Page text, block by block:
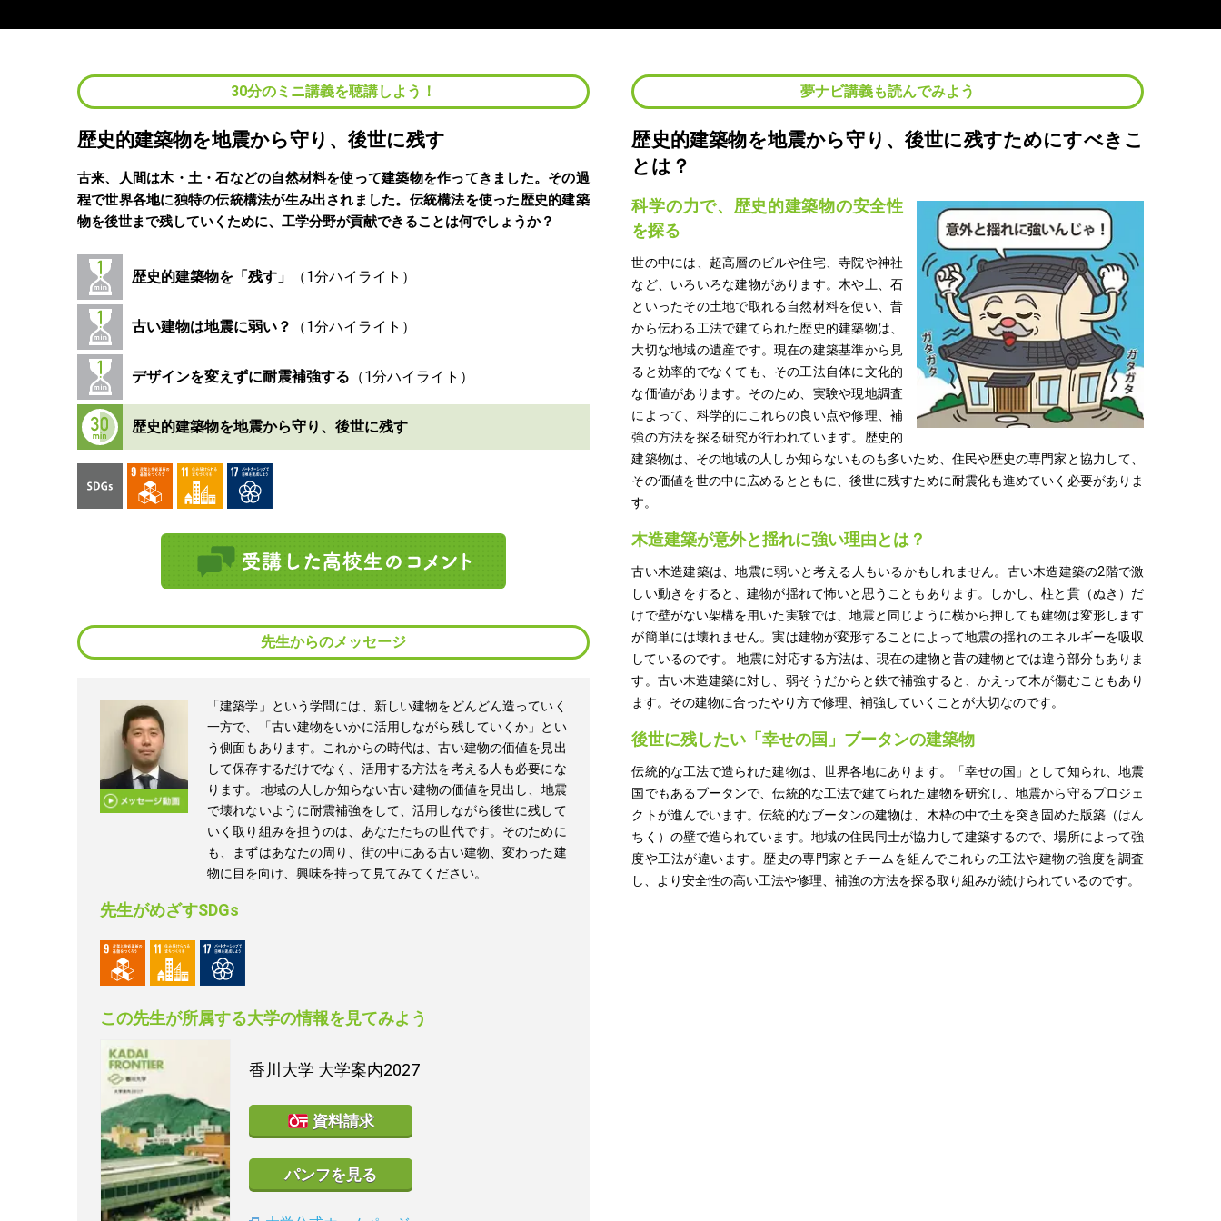
30分のミニ講義を聴講しよう！
歴史的建築物を地震から守り、後世に残す
古来、人間は木・土・石などの自然材料を使って建築物を作ってきました。その過
程で世界各地に独特の伝統構法が生み出されました。伝統構法を使った歴史的建築
物を後世まで残していくために、工学分野が貢献できることは何でしょうか？
歴史的建築物を「残す」
古い建物は地震に弱い？
デザインを変えずに耐震補強する
歴史的建築物を地震から守り、後世に残す
先生からのメッセージ
「建築学」という学問には、新しい建物をどんどん造っていく
一方で、「古い建物をいかに活用しながら残していくか」とい
う側面もあります。これからの時代は、古い建物の価値を見出
して保存するだけでなく、活用する方法を考える人も必要にな
ります。 地域の人しか知らない古い建物の価値を見出し、地震
で壊れないように耐震補強をして、活用しながら後世に残して
いく取り組みを担うのは、あなたたちの世代です。そのために
も、まずはあなたの周り、街の中にある古い建物、変わった建
物に目を向け、興味を持って見てみてください。
先生がめざすSDGs
この先生が所属する大学の情報を見てみよう
香川大学 大学案内2027
資料請求
パンフを見る
夢ナビ講義も読んでみよう
歴史的建築物を地震から守り、後世に残すためにすべきこ
とは？
科学の力で、歴史的建築物の安全性
を探る
世の中には、超高層のビルや住宅、寺院や神社
など、いろいろな建物があります。木や土、石
といったその土地で取れる自然材料を使い、昔
から伝わる工法で建てられた歴史的建築物は、
大切な地域の遺産です。現在の建築基準から見
ると効率的でなくても、その工法自体に文化的
な価値があります。そのため、実験や現地調査
によって、科学的にこれらの良い点や修理、補
強の方法を探る研究が行われています。歴史的
建築物は、その地域の人しか知らないものも多いため、住民や歴史の専門家と協力して、
その価値を世の中に広めるとともに、後世に残すために耐震化も進めていく必要がありま
す。
木造建築が意外と揺れに強い理由とは？
古い木造建築は、地震に弱いと考える人もいるかもしれません。古い木造建築の2階で激
しい動きをすると、建物が揺れて怖いと思うこともあります。しかし、柱と貫（ぬき）だ
けで壁がない架構を用いた実験では、地震と同じように横から押しても建物は変形します
が簡単には壊れません。実は建物が変形することによって地震の揺れのエネルギーを吸収
しているのです。 地震に対応する方法は、現在の建物と昔の建物とでは違う部分もありま
す。古い木造建築に対し、弱そうだからと鉄で補強すると、かえって木が傷むこともあり
ます。その建物に合ったやり方で修理、補強していくことが大切なのです。
後世に残したい「幸せの国」ブータンの建築物
伝統的な工法で造られた建物は、世界各地にあります。「幸せの国」として知られ、地震
国でもあるブータンで、伝統的な工法で建てられた建物を研究し、地震から守るプロジェ
クトが進んでいます。伝統的なブータンの建物は、木枠の中で土を突き固めた版築（はん
ちく）の壁で造られています。地域の住民同士が協力して建築するので、場所によって強
度や工法が違います。歴史の専門家とチームを組んでこれらの工法や建物の強度を調査
し、より安全性の高い工法や修理、補強の方法を探る取り組みが続けられているのです。